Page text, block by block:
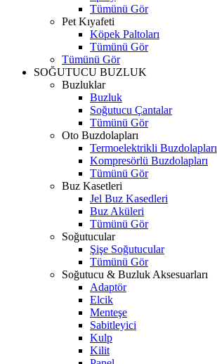
Tümünü Gör
Pet Kıyafeti
Köpek Paltoları
Tümünü Gör
Tümünü Gör
SOĞUTUCU BUZLUK
Buzluklar
Buzluk
Soğutucu Çantalar
Tümünü Gör
Oto Buzdolapları
Termoelektrikli Buzdolapları
Kompresörlü Buzdolapları
Tümünü Gör
Buz Kasetleri
Jel Buz Kasedleri
Buz Aküleri
Tümünü Gör
Soğutucular
Şişe Soğutucular
Tümünü Gör
Soğutucu & Buzluk Aksesuarları
Adaptör
Elcik
Menteşe
Sabitleyici
Kulp
Kilit